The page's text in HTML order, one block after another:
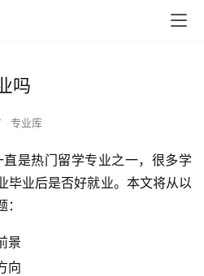
吗
专业库
毕业后是否好就业。本文将从以
景
向